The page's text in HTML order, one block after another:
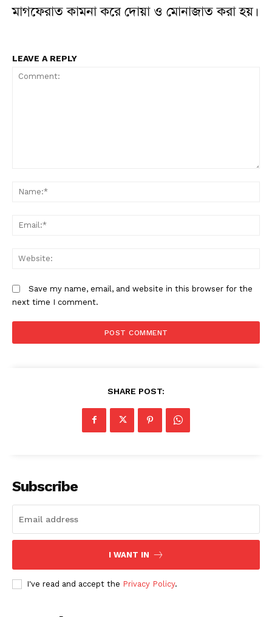
মাগফেরাত কামনা করে দোয়া ও মোনাজাত করা হয়।
LEAVE A REPLY
Save my name, email, and website in this browser for the
next time I comment.
SHARE POST:
Subscribe
I WANT IN
I've read and accept the Privacy Policy.